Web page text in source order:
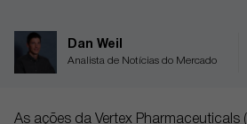
Dan Weil
Analista de Notícias do Mercado
As ações da Vertex Pharmaceuticals (